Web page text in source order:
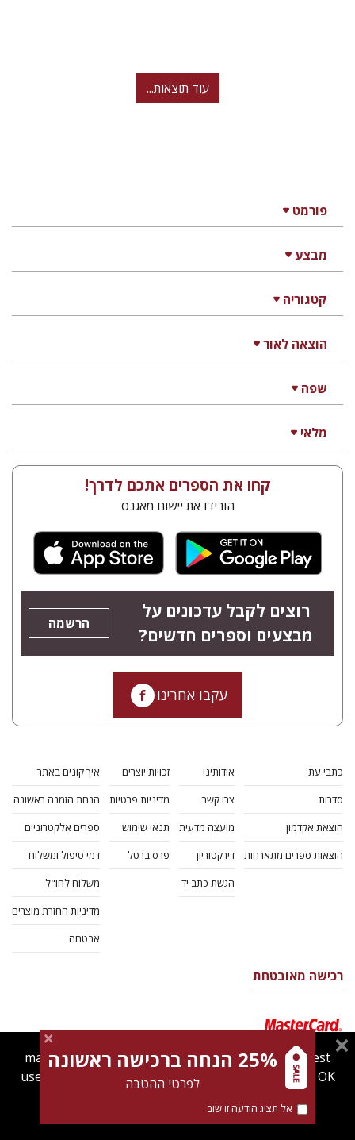
פורמט
מבצע
קטגוריה
הוצאה לאור
שפה
מלאי
עוד תוצאות...
קחו את הספרים אתכם לדרך!
הורידו את יישום מאגנס
רוצים לקבל עדכונים על
מבצעים וספרים חדשים?
הרשמה
עקבו אחרינו
כתבי עת
סדרות
הוצאת אקדמון
הוצאות ספרים מתארחות
אודותינו
צרו קשר
מועצה מדעית
דירקטוריון
הגשת כתב יד
זכויות יוצרים
מדיניות פרטיות
תנאי שימוש
פרס ברטל
איך קונים באתר
הנחת הזמנה ראשונה
ספרים אלקטרוניים
דמי טיפול ומשלוח
משלוח לחו"ל
מדיניות החזרת מוצרים
אבטחה
רכישה מאובטחת
magnespress.co.il uses cookies to give you the best
user experience. Using this website means you're OK
Find out more about ourcookies policy
25% הנחה ברכישה ראשונה
לפרטי ההטבה
אל תציג הודעה זו שוב